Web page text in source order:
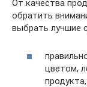
От качества
обратить
выбрать лучшие
цветом,